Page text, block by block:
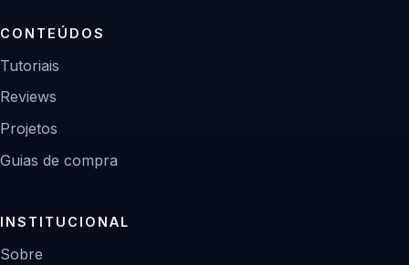
CONTEÚDOS
Tutoriais
Reviews
Projetos
Guias de compra
INSTITUCIONAL
Sobre